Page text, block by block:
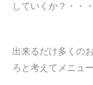
していくか？・・
出来るだけ多くの
ろと考えてメニュ